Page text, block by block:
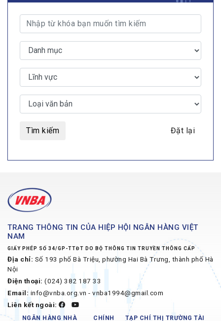
Tìm kiếm Đặt lại
TRANG THÔNG TIN CỦA HIỆP HỘI NGÂN HÀNG VIỆT
NAM
GIẤY PHÉP SỐ 34/GP-TTĐT DO BỘ THÔNG TIN TRUYỀN THÔNG CẤP
Địa chỉ: Số 193 phố Bà Triệu, phường Hai Bà Trưng, thành phố Hà
Nội
Điện thoại: (024) 382 187 33
Email: info@vnba.org.vn - vnba1994@gmail.com
Liên kết ngoài:
NGÂN HÀNG NHÀ CHÍNH TẠP CHÍ THỊ TRƯỜNG TÀI